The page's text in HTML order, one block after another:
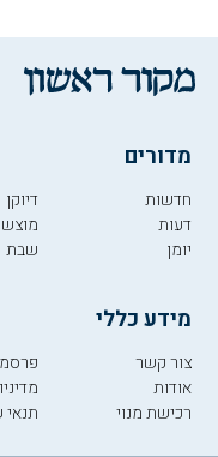
מדורים
חדשות
דעות
יומן
דיוקן
מוצש
שבת
מידע כללי
צור קשר
אודות
רכישת מנוי